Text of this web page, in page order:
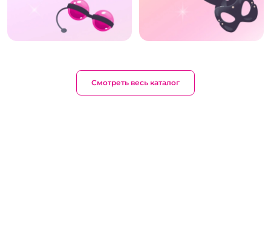
Смотреть весь каталог